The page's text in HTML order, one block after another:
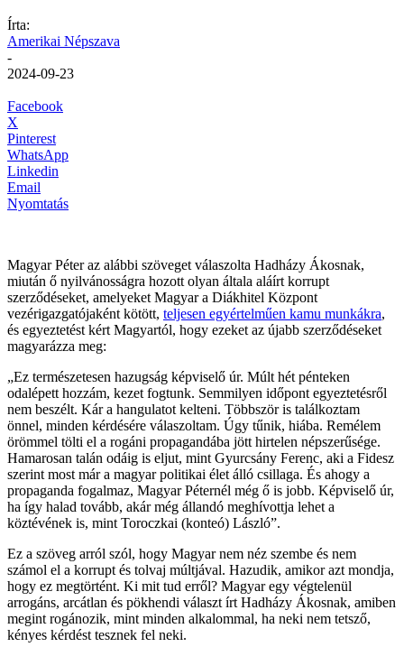
Írta:
Amerikai Népszava
-
2024-09-23
Facebook
X
Pinterest
WhatsApp
Linkedin
Email
Nyomtatás
Magyar Péter az alábbi szöveget válaszolta Hadházy Ákosnak,
miután ő nyilvánosságra hozott olyan általa aláírt korrupt
szerződéseket, amelyeket Magyar a Diákhitel Központ
vezérigazgatójaként kötött, teljesen egyértelműen kamu munkákra,
és egyeztetést kért Magyartól, hogy ezeket az újabb szerződéseket
magyarázza meg:
„Ez természetesen hazugság képviselő úr. Múlt hét pénteken
odalépett hozzám, kezet fogtunk. Semmilyen időpont egyeztetésről
nem beszélt. Kár a hangulatot kelteni. Többször is találkoztam
önnel, minden kérdésére válaszoltam. Úgy tűnik, hiába. Remélem
örömmel tölti el a rogáni propagandába jött hirtelen népszerűsége.
Hamarosan talán odáig is eljut, mint Gyurcsány Ferenc, aki a Fidesz
szerint most már a magyar politikai élet álló csillaga. És ahogy a
propaganda fogalmaz, Magyar Péternél még ő is jobb. Képviselő úr,
ha így halad tovább, akár még állandó meghívottja lehet a
köztévének is, mint Toroczkai (konteó) László”.
Ez a szöveg arról szól, hogy Magyar nem néz szembe és nem
számol el a korrupt és tolvaj múltjával. Hazudik, amikor azt mondja,
hogy ez megtörtént. Ki mit tud erről? Magyar egy végtelenül
arrogáns, arcátlan és pökhendi választ írt Hadházy Ákosnak, amiben
megint rogánozik, mint minden alkalommal, ha neki nem tetsző,
kényes kérdést tesznek fel neki.